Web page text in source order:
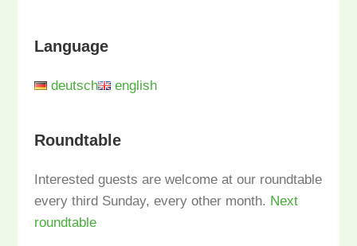
Language
deutsch english
Roundtable
Interested guests are welcome at our roundtable
every third Sunday, every other month. Next
roundtable